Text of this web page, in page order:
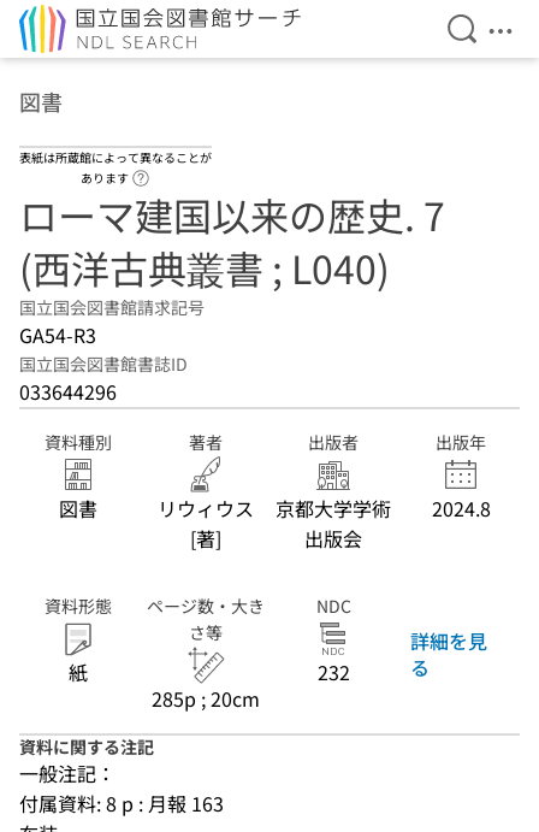
検索を
メ
図書
表紙は所蔵館によって異なることが
あります
ローマ建国以来の歴史. 7
(西洋古典叢書 ; L040)
国立国会図書館請求記号
GA54-R3
国立国会図書館書誌ID
033644296
資料種別
図書
著者
リウィウス
[著]
出版者
京都大学学術
出版会
出版年
2024.8
資料形態
紙
ページ数・大き
さ等
285p ; 20cm
NDC
232
詳細を見
る
資料に関する注記
一般注記：
付属資料: 8 p : 月報 163